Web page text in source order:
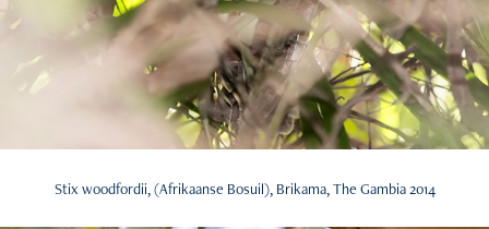
Stix woodfordii, (Afrikaanse Bosuil), Brikama, The Gambia 2014